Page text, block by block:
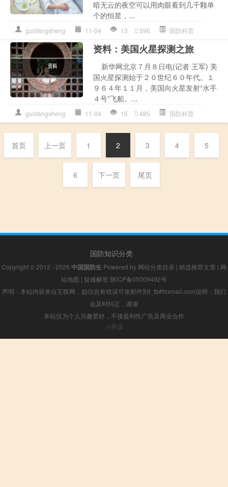
暗无云的夜空可以用肉眼看到几千颗单
个的恒星，...
guofangsheng 11-04 13 596 国防科普
资料：美国火星探测之旅
新华网北京７月８日电(记者 王军) 美
国火星探测始于２０世纪６０年代。１
９６４年１１月，美国向火星发射“水手
４号”飞船。...
guofangsheng 11-04 15 485 国防科普
首页 上一页 1 2 3 4 5
6 下一页 尾页
国防知识分类
Copyright © 2012 - 2026 中国国防生 Powered by 网站分类目录 | 精选推荐文章 | 网
站地图 | 疑难解答 陕ICP备05009492号
声明：本站内容来自互联网，如信息有错误可发邮件到f_fb#foxmail.com说明，我们
会及时纠正，谢谢
本站仅为个人兴趣爱好，不接盈利性广告及商业合作
小男孩